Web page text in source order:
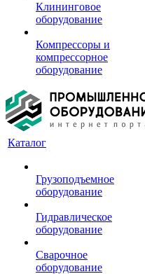
Клининговое
оборудование
Компрессоры и
компрессорное
оборудование
Каталог
Грузоподъемное
оборудование
Гидравлическое
оборудование
Сварочное
оборудование